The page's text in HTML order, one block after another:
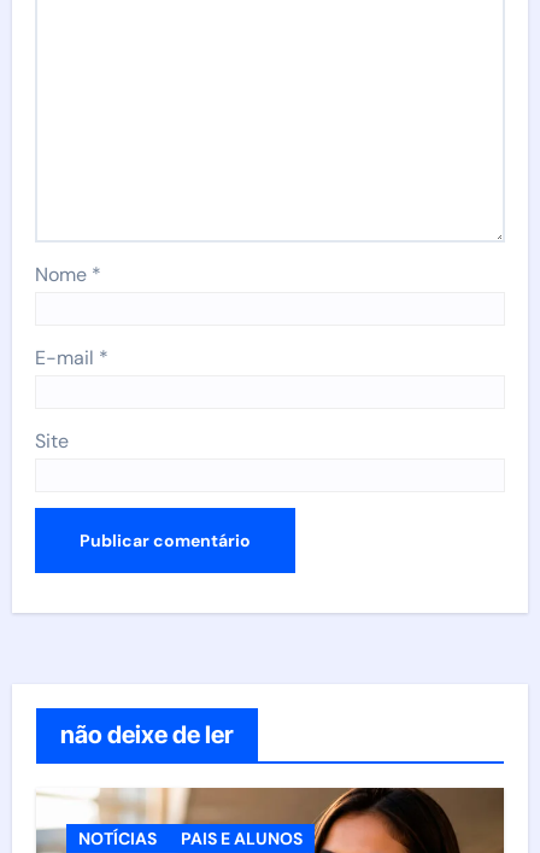
Nome *
E-mail *
Site
não deixe de ler
NOTÍCIAS PAIS E ALUNOS